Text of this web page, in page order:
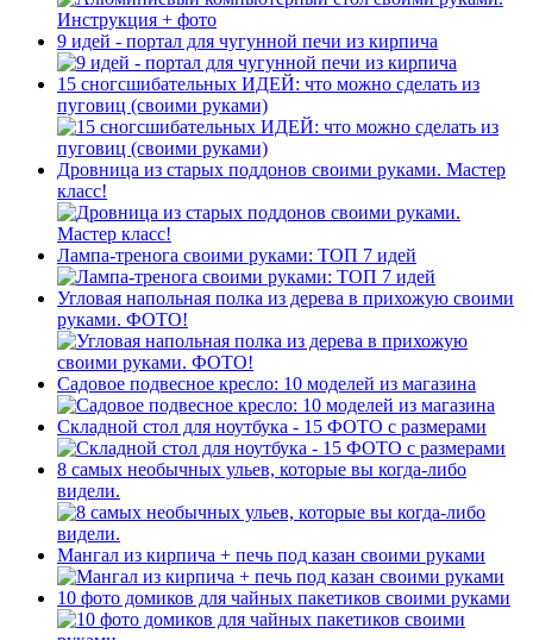
9 идей - портал для чугунной печи из кирпича
15 сногсшибательных ИДЕЙ: что можно сделать из
пуговиц (своими руками)
Дровница из старых поддонов своими руками. Мастер
класс!
Лампа-тренога своими руками: ТОП 7 идей
Угловая напольная полка из дерева в прихожую своими
руками. ФОТО!
Садовое подвесное кресло: 10 моделей из магазина
Складной стол для ноутбука - 15 ФОТО с размерами
8 самых необычных ульев, которые вы когда-либо
видели.
Мангал из кирпича + печь под казан своими руками
10 фото домиков для чайных пакетиков своими руками